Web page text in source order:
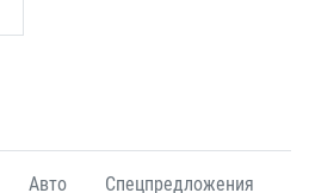
Авто Спецпредложения